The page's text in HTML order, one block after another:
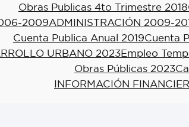
Obras Publicas 4to Trimestre 2018
2009ADMINISTRACIÓN 2009-
Cuenta Publica Anual 2019Cuenta
URBANO 2023Empleo
Obras Públicas 2023
INFORMACIÓN